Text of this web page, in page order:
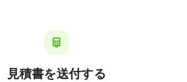
見積書を送付する